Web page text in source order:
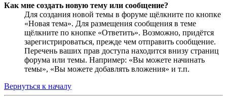
Как мне создать новую тему или сообщение?
Для создания новой темы в форуме щёлкните по кнопке
«Новая тема». Для размещения сообщения в теме
щёлкните по кнопке «Ответить». Возможно, придётся
зарегистрироваться, прежде чем отправить сообщение.
Перечень ваших прав доступа находится внизу страниц
форума или темы. Например: «Вы можете начинать
темы», «Вы можете добавлять вложения» и т.п.
Вернуться к началу